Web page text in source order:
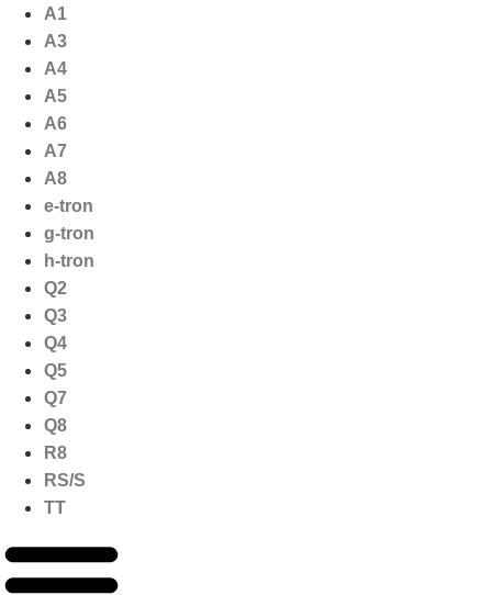
naar
inhoud
A1
A3
A4
A5
A6
A7
A8
e-tron
g-tron
h-tron
Q2
Q3
Q4
Q5
Q7
Q8
R8
RS/S
TT